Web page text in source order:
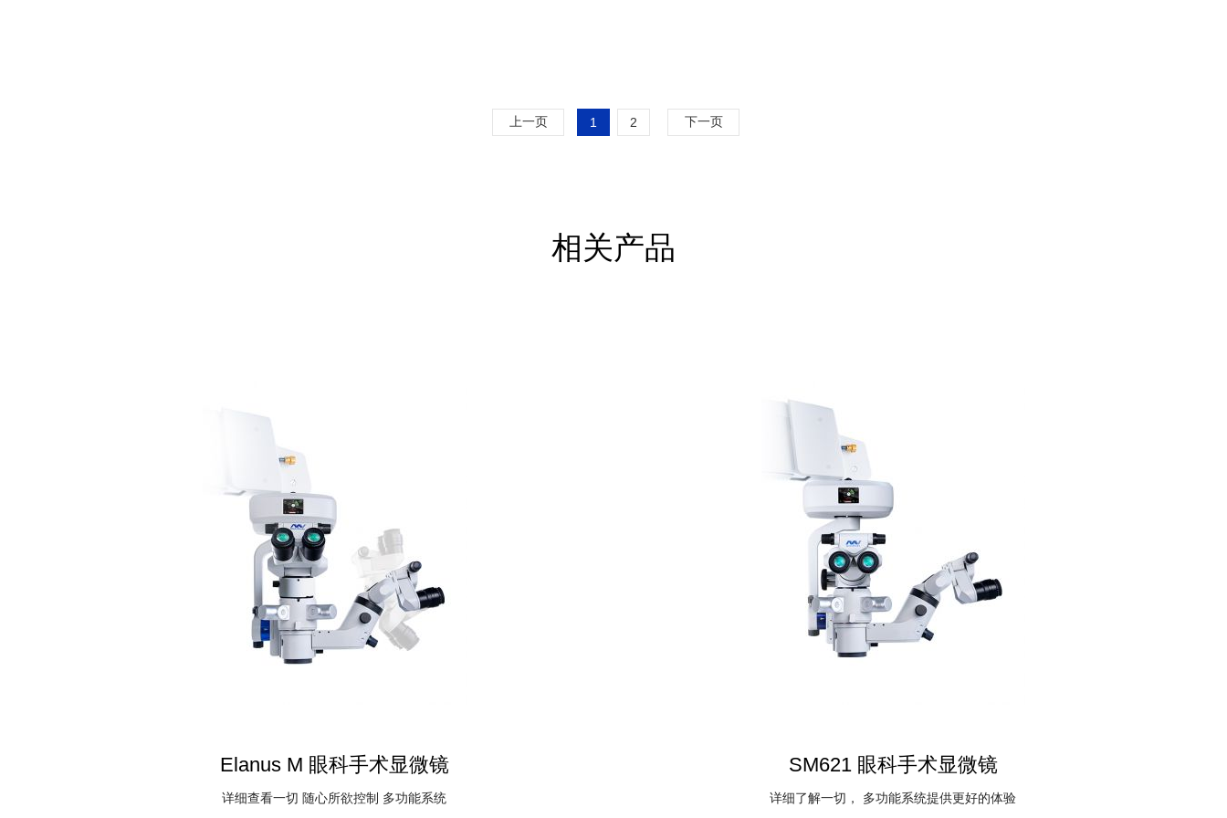
上一页 1 2 下一页
相关产品
Elanus M 眼科手术显微镜
详细查看一切 随心所欲控制 多功能系统
SM621 眼科手术显微镜
详细了解一切， 多功能系统提供更好的体验